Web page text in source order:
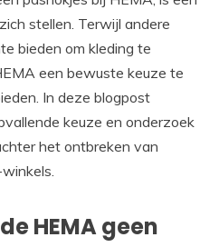
stellen. Terwijl andere
bieden om kleding te
een bewuste keuze te
In deze blogpost
keuze en onderzoek
het ontbreken van
HEMA geen